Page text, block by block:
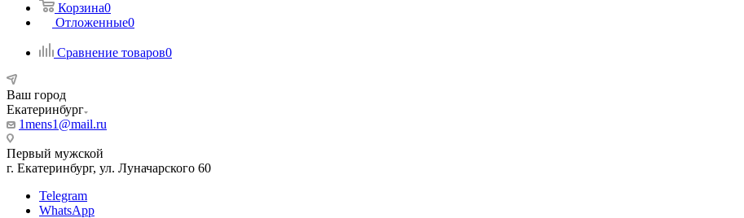
Корзина0
Отложенные0
Сравнение товаров0
Ваш город
Екатеринбург
1mens1@mail.ru
Первый мужской
г. Екатеринбург, ул. Луначарского 60
Telegram
WhatsApp